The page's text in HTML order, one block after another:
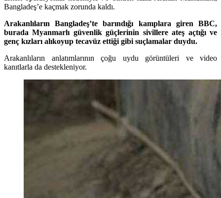
Bangladeş’e kaçmak zorunda kaldı.
Arakanlıların Bangladeş’te barındığı kamplara giren BBC,
burada Myanmarlı güvenlik güçlerinin sivillere ateş açtığı ve
genç kızları alıkoyup tecavüz ettiği gibi suçlamalar duydu.
Arakanlıların anlatımlarının çoğu uydu görüntüleri ve video
kanıtlarla da destekleniyor.